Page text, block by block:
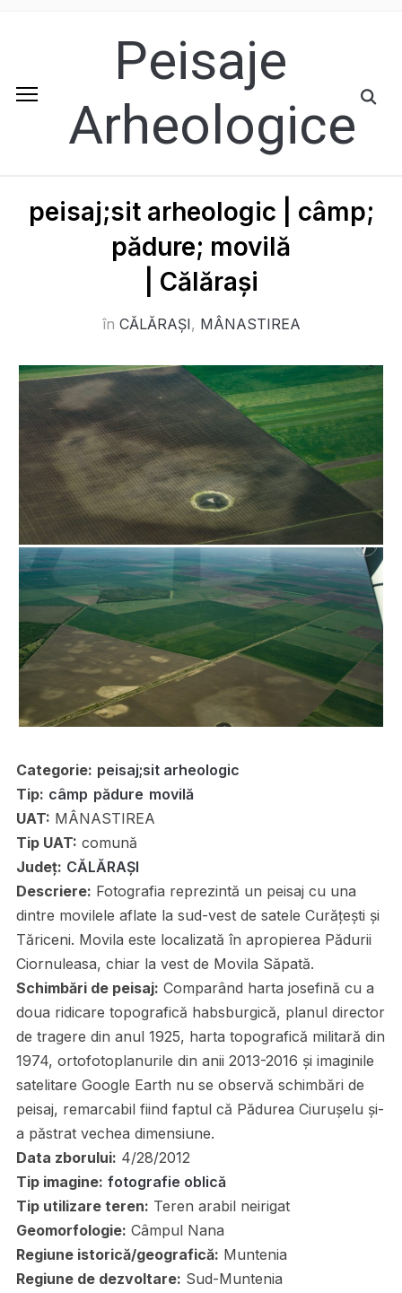
Peisaje
Arheologice
peisaj;sit arheologic | câmp;
pădure; movilă
| Călărași
în CĂLĂRAȘI, MÂNASTIREA
Categorie: peisaj;sit arheologic
Tip: câmp pădure movilă
UAT: MÂNASTIREA
Tip UAT: comună
Județ: CĂLĂRAȘI
Descriere: Fotografia reprezintă un peisaj cu una
dintre movilele aflate la sud-vest de satele Curățești și
Tăriceni. Movila este localizată în apropierea Pădurii
Ciornuleasa, chiar la vest de Movila Săpată.
Schimbări de peisaj: Comparând harta josefină cu a
doua ridicare topografică habsburgică, planul director
de tragere din anul 1925, harta topografică militară din
1974, ortofotoplanurile din anii 2013-2016 și imaginile
satelitare Google Earth nu se observă schimbări de
peisaj, remarcabil fiind faptul că Pădurea Ciurușelu și-
a păstrat vechea dimensiune.
Data zborului: 4/28/2012
Tip imagine: fotografie oblică
Tip utilizare teren: Teren arabil neirigat
Geomorfologie: Câmpul Nana
Regiune istorică/geografică: Muntenia
Regiune de dezvoltare: Sud-Muntenia